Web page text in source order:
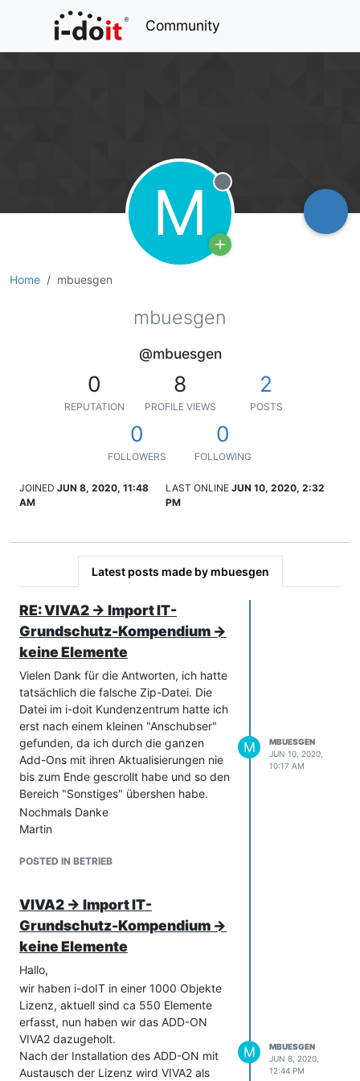
Community
Home mbuesgen
M Offline
mbuesgen
@mbuesgen
0
REPUTATION
8
PROFILE VIEWS
2
POSTS
0
FOLLOWERS
0
FOLLOWING
JOINED JUN 8, 2020, 11:48
AM
LAST ONLINE JUN 10, 2020, 2:32
PM
Latest posts made by mbuesgen
RE: VIVA2 -> Import IT-
Grundschutz-Kompendium ->
keine Elemente
Vielen Dank für die Antworten, ich hatte
tatsächlich die falsche Zip-Datei. Die
Datei im i-doit Kundenzentrum hatte ich
erst nach einem kleinen "Anschubser"
gefunden, da ich durch die ganzen
Add-Ons mit ihren Aktualisierungen nie
bis zum Ende gescrollt habe und so den
Bereich "Sonstiges" übershen habe.
Nochmals Danke
Martin
POSTED IN BETRIEB
M
MBUESGEN
JUN 10, 2020,
10:17 AM
VIVA2 -> Import IT-
Grundschutz-Kompendium ->
keine Elemente
Hallo,
wir haben i-doIT in einer 1000 Objekte
Lizenz, aktuell sind ca 550 Elemente
erfasst, nun haben wir das ADD-ON
VIVA2 dazugeholt.
Nach der Installation des ADD-ON mit
Austausch der Lizenz wird VIVA2 als
M
MBUESGEN
JUN 8, 2020,
12:44 PM